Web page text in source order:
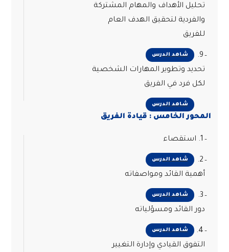
تحليل الأهداف والمهام المشتركة
والفردية لتحقيق الهدف العام
للفريق
شاهد الدرس
9.
تحديد وتطوير المهارات الشخصية
لكل فرد في الفريق
شاهد الدرس
المحور الخامس : قيادة الفريق
شاهد الدرس
2.
أهمية القائد ومواصفاته
شاهد الدرس
3.
دور القائد ومسؤلياته
شاهد الدرس
4.
التفوق القيادي وإدارة التغيير